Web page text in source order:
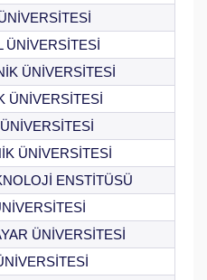
ÜNİVERSİTESİ
ÜNİVERSİTESİ
ÜNİVERSİTESİ
ÜNİVERSİTESİ
ENSTİTÜSÜ
ÜNİVERSİTESİ